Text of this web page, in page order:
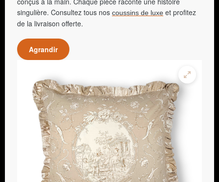
singulière. Consultez tous nos coussins de luxe et profitez
de la livraison offerte.
Agrandir